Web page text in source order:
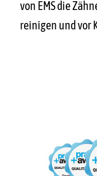
von EMS die
reinigen und vor